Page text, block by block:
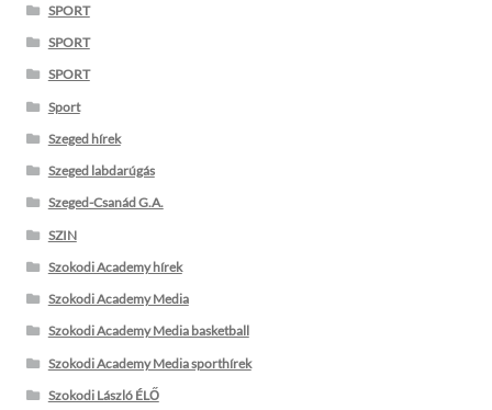
SPORT
SPORT
SPORT
Sport
Szeged hírek
Szeged labdarúgás
Szeged-Csanád G.A.
SZIN
Szokodi Academy hírek
Szokodi Academy Media
Szokodi Academy Media basketball
Szokodi Academy Media sporthírek
Szokodi László ÉLŐ